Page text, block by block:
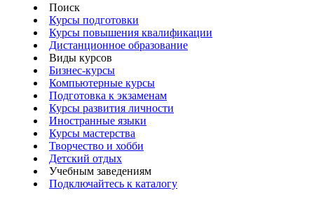
Поиск
Курсы подготовки
Курсы повышения квалификации
Дистанционное образование
Виды курсов
Бизнес-курсы
Компьютерные курсы
Подготовка к экзаменам
Курсы развития личности
Иностранные языки
Курсы мастерства
Творчество и хобби
Детский отдых
Учебным заведениям
Подключайтесь к каталогу